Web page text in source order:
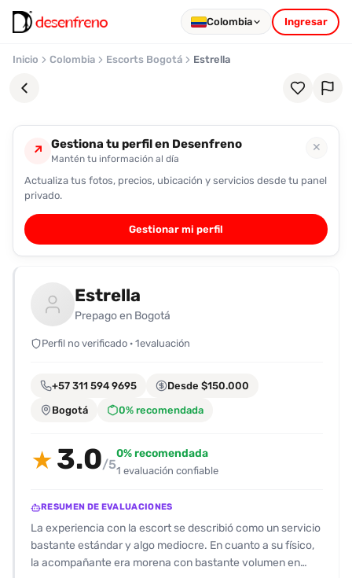
Colombia Ingresar
Inicio Colombia Escorts Bogotá Estrella
Favoritos
Pronto
podrás
registrarte
guardar
favoritas
para
fácilmente.
↗ Gestiona tu perfil en Desenfreno
Mantén tu información al día
✕
Actualiza tus fotos, precios, ubicación y servicios desde tu panel
privado.
Gestionar mi perfil
Estrella
Prepago en Bogotá
Perfil no verificado · 1evaluación
+57 311 594 9695 Desde $150.000
Bogotá 0% recomendada
★ 3.0/5
0% recomendada
1 evaluación confiable
RESUMEN DE EVALUACIONES
La experiencia con la escort se describió como un servicio
bastante estándar y algo mediocre. En cuanto a su físico,
la acompañante era morena con bastante volumen en